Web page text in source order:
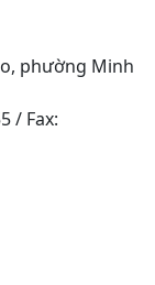
phường Minh
/ Fax: